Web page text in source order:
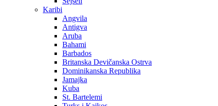
Karibi
Angvila
Antigva
Aruba
Bahami
Barbados
Britanska Devičanska Ostrva
Dominikanska Republika
Jamajka
Kuba
St. Bartelemi